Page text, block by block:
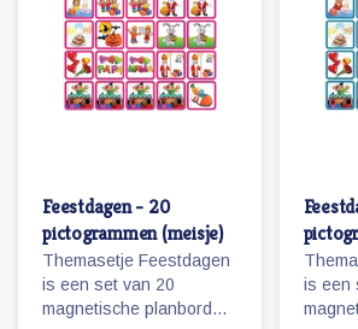
Feestdagen - 20
pictogrammen (meisje)
Themasetje Feestdagen
is een set van 20
magnetische planbord
is een